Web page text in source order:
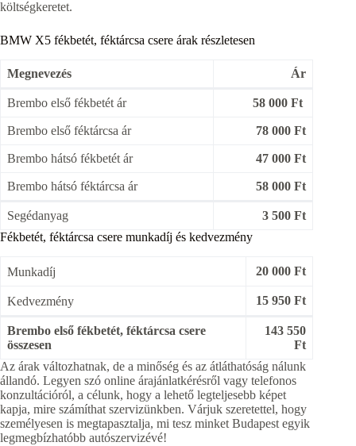
költségkeretet.
BMW X5 fékbetét, féktárcsa csere árak részletesen
Megnevezés Ár
Brembo első fékbetét ár 58 000 Ft
Brembo első féktárcsa ár 78 000 Ft
Brembo hátsó fékbetét ár 47 000 Ft
Brembo hátsó féktárcsa ár 58 000 Ft
Segédanyag
3 500 Ft
Fékbetét, féktárcsa csere munkadíj és kedvezmény
Munkadíj 20 000 Ft
Kedvezmény 15 950 Ft
Brembo első fékbetét, féktárcsa csere
összesen
143 550
Ft
Az árak változhatnak, de a minőség és az átláthatóság nálunk
állandó. Legyen szó online árajánlatkérésről vagy telefonos
konzultációról, a célunk, hogy a lehető legteljesebb képet
kapja, mire számíthat szervizünkben. Várjuk szeretettel, hogy
személyesen is megtapasztalja, mi tesz minket Budapest egyik
legmegbízhatóbb autószervizévé!